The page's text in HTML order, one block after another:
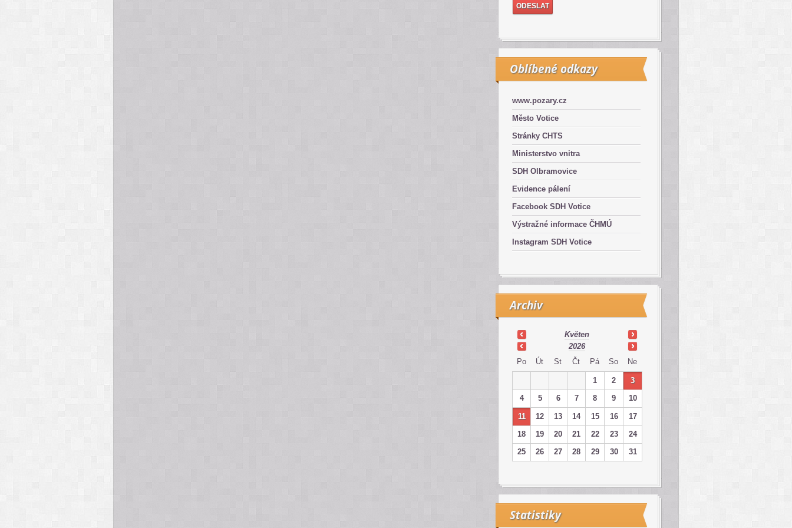
Oblíbené odkazy
www.pozary.cz
Město Votice
Stránky CHTS
Ministerstvo vnitra
SDH Olbramovice
Evidence pálení
Facebook SDH Votice
Výstražné informace ČHMÚ
Instagram SDH Votice
Archiv
Květen
2026
Po
Út St Čt Pá So Ne
1 2
3
4
5 6 7 8 9 10
11 12 13 14 15 16
17
18
19 20 21 22 23
24
25
26 27 28 29 30 31
Statistiky